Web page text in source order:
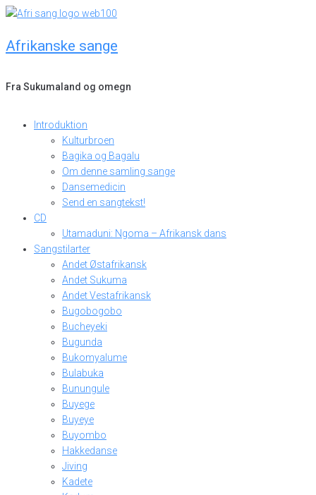
Skip
content
Afrikanske sange
Fra Sukumaland og omegn
Introduktion
Kulturbroen
Bagika og Bagalu
Om denne samling sange
Dansemedicin
Send en sangtekst!
CD
Utamaduni: Ngoma – Afrikansk dans
Sangstilarter
Andet Østafrikansk
Andet Sukuma
Andet Vestafrikansk
Bugobogobo
Bucheyeki
Bugunda
Bukomyalume
Bulabuka
Bunungule
Buyege
Buyeye
Buyombo
Hakkedanse
Jiving
Kadete